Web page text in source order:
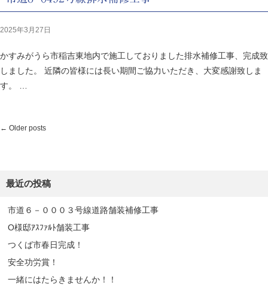
2025年3月27日
かすみがうら市稲吉東地内で施工しておりました排水補修工事、完成致
しました。 近隣の皆様には長い期間ご協力いただき、大変感謝致しま
す。 …
← Older posts
最近の投稿
市道６－０００３号線道路舗装補修工事
O様邸ｱｽﾌｧﾙﾄ舗装工事
つくば市春日完成！
安全功労賞！
一緒にはたらきませんか！！